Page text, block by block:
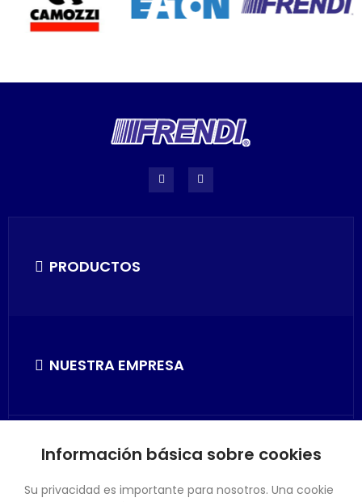
PRODUCTOS
NUESTRA EMPRESA
SU CUENTA
Información básica sobre cookies
Su privacidad es importante para nosotros. Una cookie